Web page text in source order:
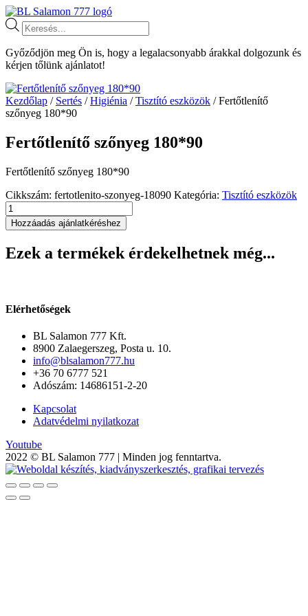
Ugrás
a
tartalomhoz
Products
search
Győződjön meg Ön is, hogy a legalacsonyabb árakkal dolgozunk és
kérjen tőlünk ajánlatot!
Kezdőlap / Sertés /Higiénia /Tisztító eszközök / Fertőtlenítő
szőnyeg 180*90
Fertőtlenítő szőnyeg 180*90
Fertőtlenítő szőnyeg 180*90
Cikkszám: fertotlenito-szonyeg-18090 Kategória: Tisztító eszközök
Fertőtlenítő
szőnyeg
180*90
Hozzáadás ajánlatkéréshez
Ezek a termékek érdekelhetnek még...
Elérhetőségek
BL Salamon 777 Kft.
8900 Zalaegerszeg, Posta u. 10.
info@blsalamon777.hu
+36 70 6777 521
Adószám: 14686151-2-20
Kapcsolat
Adatvédelmi nyilatkozat
Youtube
2022 © BL Salamon 777 | Minden jog fenntartva.